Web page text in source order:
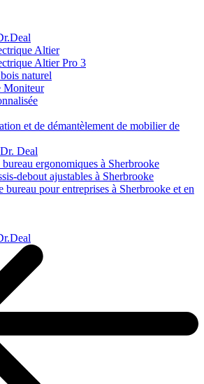
Altier
Altier Pro 3
naturel
Moniteur
et de démantèlement de mobilier de
Deal
bureau ergonomiques à Sherbrooke
debout ajustables à Sherbrooke
bureau pour entreprises à Sherbrooke et en